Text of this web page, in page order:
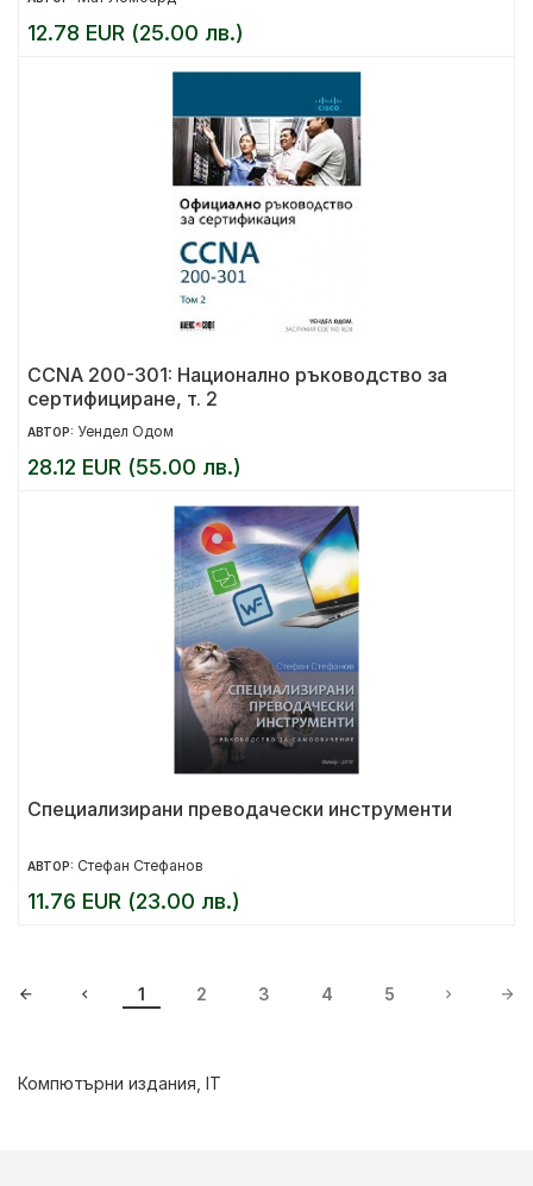
12.78 EUR (25.00 лв.)
CCNA 200-301: Национално ръководство за
сертифициране, т. 2
АВТОР: Уендел Одом
28.12 EUR (55.00 лв.)
Специализирани преводачески инструменти
АВТОР: Стефан Стефанов
11.76 EUR (23.00 лв.)
1 2 3 4 5
Компютърни издания, IT